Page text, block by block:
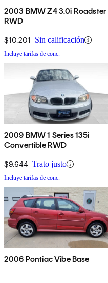
2003 BMW Z4 3.0i Roadster
RWD
$10,201 Sin calificación
Incluye tarifas de conc.
2009 BMW 1 Series 135i
Convertible RWD
$9,644 Trato justo
Incluye tarifas de conc.
2006 Pontiac Vibe Base